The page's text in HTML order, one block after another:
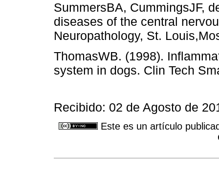
SummersBA, CummingsJF,
diseases of the central
Neuropathology, St.
ThomasWB. (1998).
system in dogs. Clin Tech
Recibido: 02 de Agosto de
Este es un artículo